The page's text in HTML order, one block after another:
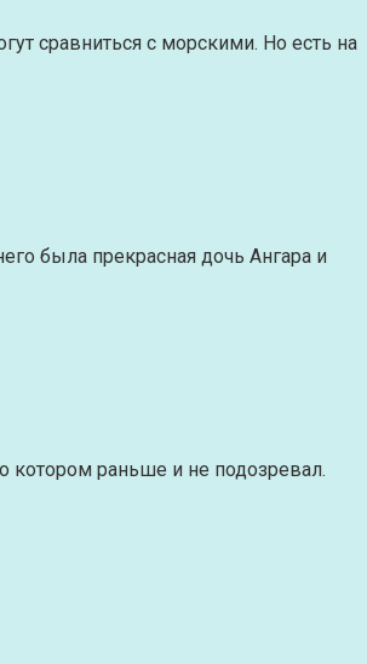
сравниться с морскими. Но есть на
была прекрасная дочь Ангара и
котором раньше и не подозревал.